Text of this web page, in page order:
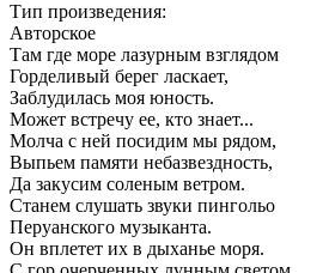
Тип произведения:
Авторское
Там где море лазурным взглядом
Горделивый берег ласкает,
Заблудилась моя юность.
Может встречу ее, кто знает...
Молча с ней посидим мы рядом,
Выпьем памяти небазвездность,
Да закусим соленым ветром.
Станем слушать звуки пингольо
Перуанского музыканта.
Он вплетет их в дыханье моря.